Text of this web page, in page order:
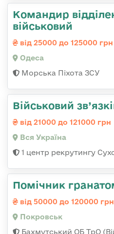
Командир
військовий
від 25000 до 125000 грн
Одеса
Морська Піхота ЗСУ
Військовий
від 21000 до 121000 грн
Вся Україна
1 центр рекрутингу
Помічник
від 50000 до 120000 грн
Покровськ
Бахмутський ОБ ТрО